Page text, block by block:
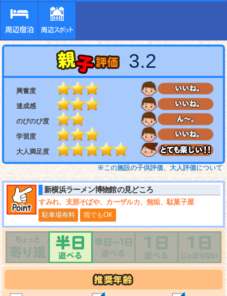
3.2
興奮度
達成感
のびのび度
学習度
大人満足度
※この施設の子供評価、大人評価について
新横浜ラーメン博物館の見どころ
すみれ、支那そばや、カーザルカ、無垢、駄菓子屋
駐車場有料 雨でもOK